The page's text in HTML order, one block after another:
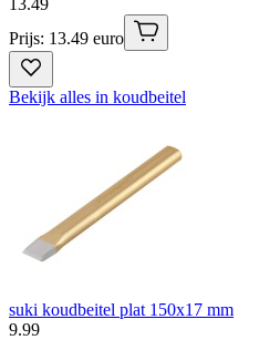
Prijs: 13.49 euro
Bekijk alles in koudbeitel
suki koudbeitel plat 150x17 mm
9.99